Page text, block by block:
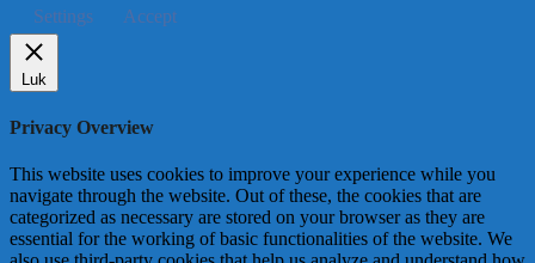
Settings
Accept
Luk
Privacy Overview
This website uses cookies to improve your experience while you
navigate through the website. Out of these, the cookies that are
categorized as necessary are stored on your browser as they are
essential for the working of basic functionalities of the website. We